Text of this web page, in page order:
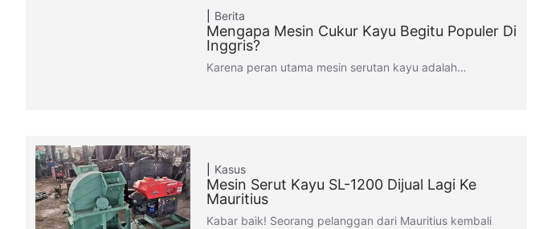
Berita
Mengapa Mesin Cukur Kayu Begitu Populer Di
Inggris?
Karena peran utama mesin serutan kayu adalah…
Kasus
Mesin Serut Kayu SL-1200 Dijual Lagi Ke
Mauritius
Kabar baik! Seorang pelanggan dari Mauritius kembali